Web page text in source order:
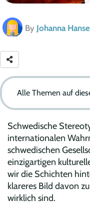
By Johanna
Alle Themen auf
Schwedische
internationalen
schwedischen
einzigartigen
wir die Schichten
klareres Bild davon
wirklich sind.